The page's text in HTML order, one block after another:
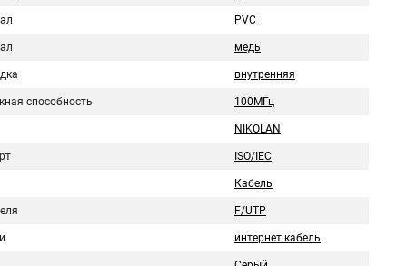
PVC
медь
внутренняя
способность 100МГц
NIKOLAN
ISO/IEC
Кабель
F/UTP
интернет кабель